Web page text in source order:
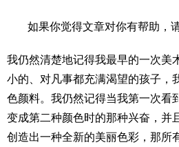
如果你觉得文章对你有帮助，
我仍然清楚地记得我最早的一次美
小的、对凡事都充满渴望的孩子，
色颜料。我仍然记得当我第一次看
变成第二种颜色时的那种兴奋，并
创造出一种全新的美丽色彩，那所